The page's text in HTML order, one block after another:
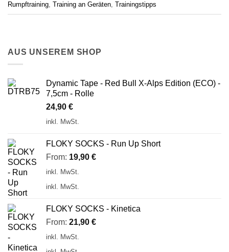
Rumpftraining, Training an Geräten, Trainingstipps
AUS UNSEREM SHOP
Dynamic Tape - Red Bull X-Alps Edition (ECO) -
7,5cm - Rolle
24,90 €
inkl. MwSt.
FLOKY SOCKS - Run Up Short
From: 19,90 €
inkl. MwSt.
inkl. MwSt.
FLOKY SOCKS - Kinetica
From: 21,90 €
inkl. MwSt.